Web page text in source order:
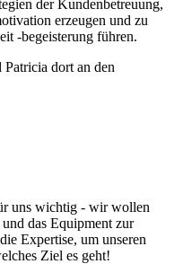
der Kundenbetreuung,
erzeugen und zu
-begeisterung führen.
Patricia dort an den
uns wichtig - wir wollen
das Equipment zur
Expertise, um unseren
Ziel es geht!